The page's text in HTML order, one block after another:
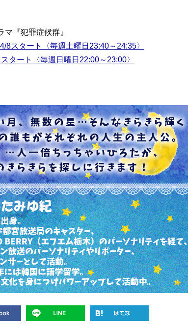
『犯罪症候群』
スタート〈毎週土曜日23:40～24:35〉
タート〈毎週日曜日22:00～23:00〉